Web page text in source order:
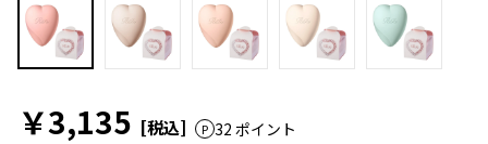
￥3,135 32 ポイント